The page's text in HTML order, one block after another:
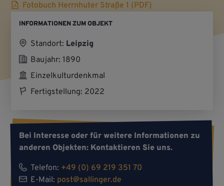
Fotobuch Herrnhuter Straße 1 (PDF)
INFORMATIONEN ZUM OBJEKT
Standort: Leipzig
Baujahr: 1890
Einzelkulturdenkmal
Fertigstellung: 2022
Bei Interesse oder für weitere Informationen zu
anderen Objekten: Kontaktieren Sie uns.
Telefon: +49 (0) 69 219 351 70
E-Mail: post@sallinger.de